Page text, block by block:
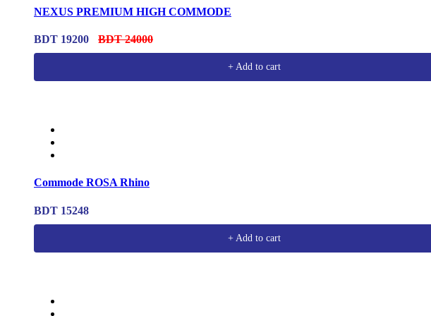
NEXUS PREMIUM HIGH COMMODE
BDT 19200 BDT 24000
+ Add to cart
Commode ROSA Rhino
BDT 15248
+ Add to cart